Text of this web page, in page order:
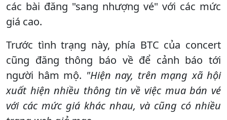
các bài đăng "sang nhượng vé" với các mức
giá cao.
Trước tình trạng này, phía BTC của concert
cũng đăng thông báo về để cảnh báo tới
người hâm mộ. "Hiện nay, trên mạng xã hội
xuất hiện nhiều thông tin về việc mua bán vé
với các mức giá khác nhau, và cũng có nhiều